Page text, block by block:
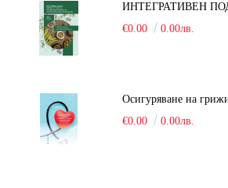
€0.00
0.00лв.
€0.00
0.00лв.